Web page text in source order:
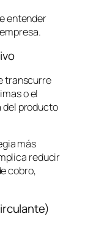
entender
transcurre
o el
del producto
más
reducir
cobro,